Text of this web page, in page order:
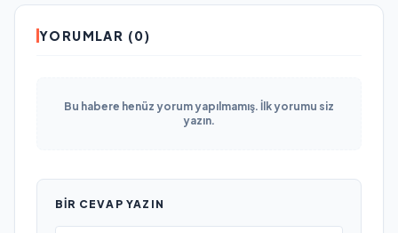
YORUMLAR (0)
Bu habere henüz yorum yapılmamış. İlk yorumu siz
yazın.
BIR CEVAP YAZIN